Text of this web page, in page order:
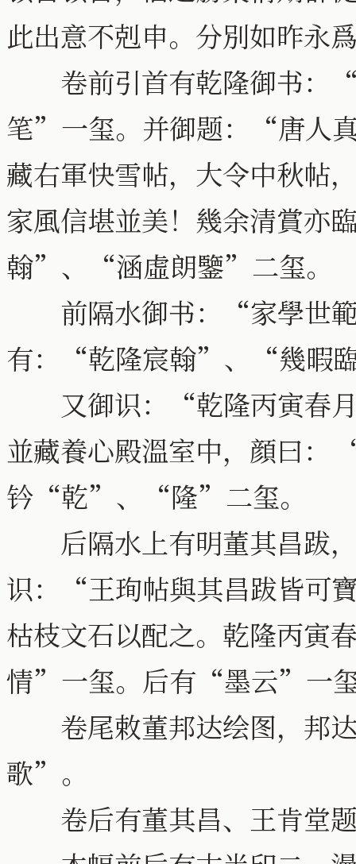
此出意不剋申。分別如昨永
卷前引首有乾隆御书：
笔”一玺。并御题：“唐人
藏右軍快雪帖，大令中秋帖
家風信堪並美！幾余清賞
翰”、“涵虛朗鑒”二玺。
前隔水御书：“家學世範
有：“乾隆宸翰”、“幾暇
又御识：“乾隆丙寅春月
並藏養心殿溫室中，顔曰
钤“乾”、“隆”二玺。
后隔水上有明董其昌跋，
识：“王珣帖與其昌跋皆可
枯枝文石以配之。乾隆丙
情”一玺。后有“墨云”一
卷尾敕董邦达绘图，邦
歌”。
卷后有董其昌、王肯堂